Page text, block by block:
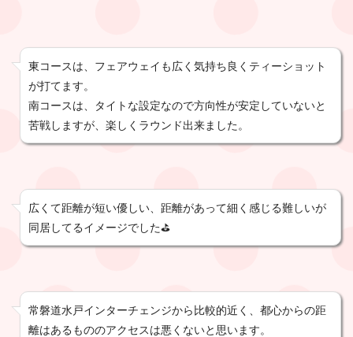
東コースは、フェアウェイも広く気持ち良くティーショット
が打てます。
南コースは、タイトな設定なので方向性が安定していないと
苦戦しますが、楽しくラウンド出来ました。
広くて距離が短い優しい、距離があって細く感じる難しいが
同居してるイメージでした⛳️
常磐道水戸インターチェンジから比較的近く、都心からの距
離はあるもののアクセスは悪くないと思います。